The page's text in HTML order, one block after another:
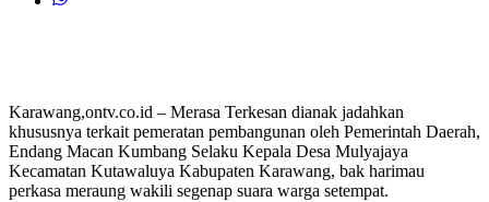
Karawang,ontv.co.id – Merasa Terkesan dianak jadahkan
khususnya terkait pemeratan pembangunan oleh Pemerintah Daerah,
Endang Macan Kumbang Selaku Kepala Desa Mulyajaya
Kecamatan Kutawaluya Kabupaten Karawang, bak harimau
perkasa meraung wakili segenap suara warga setempat.